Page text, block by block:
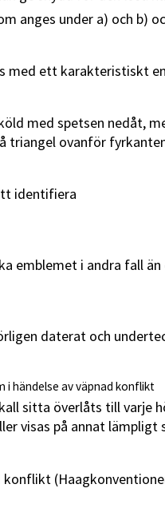
anges under a) och b)
med ett karakteristiskt
med spetsen nedåt,
triangel ovanför
identifiera
i andra fall
daterat och
händelse av väpnad konflikt
sitta överlåts till varje
visas på annat lämpligt